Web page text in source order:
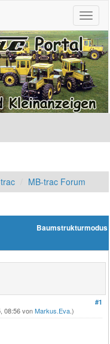
MB-trac Forum
Baumstrukturmodus
#1
08:56 vonMarkus.Eva.)